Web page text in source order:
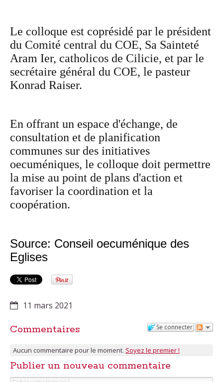
Le colloque est coprésidé par le président
du Comité central du COE, Sa Sainteté
Aram Ier, catholicos de Cilicie, et par le
secrétaire général du COE, le pasteur
Konrad Raiser.
En offrant un espace d'échange, de
consultation et de planification
communes sur des initiatives
oecuméniques, le colloque doit permettre
la mise au point de plans d'action et
favoriser la coordination et la
coopération.
Source: Conseil oecuménique des
Eglises
11 mars 2021
Se connecter
Commentaires
Aucun commentaire pour le moment. Soyez le premier !
Publier un nouveau commentaire